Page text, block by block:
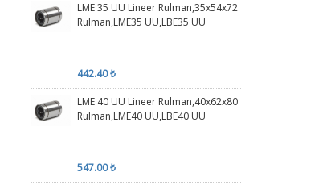
LME 35 UU Lineer Rulman,35x54x72
Rulman,LME35 UU,LBE35 UU
442.40 ₺
LME 40 UU Lineer Rulman,40x62x80
Rulman,LME40 UU,LBE40 UU
547.00 ₺